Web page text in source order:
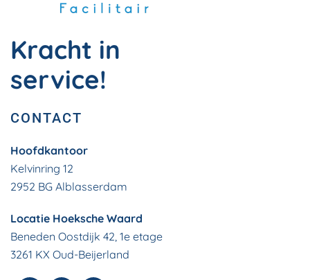
Kracht in
service!
CONTACT
Hoofdkantoor
Kelvinring 12
2952 BG Alblasserdam
Locatie Hoeksche Waard
Beneden Oostdijk 42, 1e etage
3261 KX Oud-Beijerland